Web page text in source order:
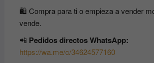
🛍️ Compra para ti o empieza a vender
vende.
📲 Pedidos directos WhatsApp:
https://wa.me/c/34624577160